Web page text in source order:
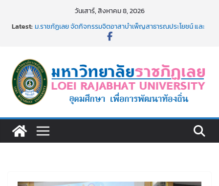
วันเสาร์, สิงหาคม 8, 2026
Latest:ม.ราชภัฏเลย จัดกิจกรรมจิตอาสาบำเพ็ญสาธารณประโยชน์ และ
เงินรายได้
ม.ราชภัฏเลย จัดมหกรรมวิชาการ เปิดบ้าน LRU ครั้งที่ 4 เปิดให้
นักเรียนมัธยมปลายค้นหาสาขาวิชาในฝัน สู่อนาคตที่ใช่
อธิการบดี มรภ.เลย ร่วมประชุมชี้แจงกับคณะอนุกรรมาธิการ
ประจำปีงบประมาณ พ.ศ. 2570
๑,๙๗๒ ชุด โดยวิธีเฉพาะเจาะจง